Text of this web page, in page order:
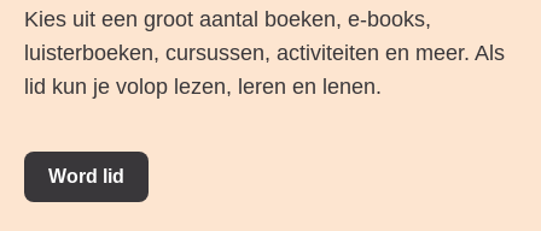
Kies uit een groot aantal boeken, e-books,
luisterboeken, cursussen, activiteiten en meer. Als
lid kun je volop lezen, leren en lenen.
Word lid